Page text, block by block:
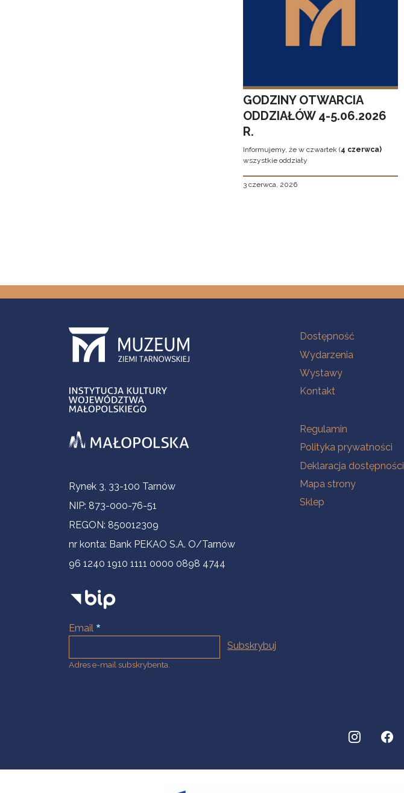
GODZINY OTWARCIA
ODDZIAŁÓW 4-5.06.2026
R.
Informujemy, że w czwartek (4 czerwca)
wszystkie oddziały
3 czerwca, 2026
Informacje kontaktowe
Rynek 3, 33-100 Tarnów
NIP: 873-000-76-51
REGON: 850012309
nr konta: Bank PEKAO S.A. O/Tarnów
96 1240 1910 1111 0000 0898 4744
Email
Adres e-mail subskrybenta.
Na skróty
Dostępność
Wydarzenia
Wystawy
Kontakt
Na skróty
Regulamin
Polityka prywatności
Deklaracja dostępności
Mapa strony
Sklep